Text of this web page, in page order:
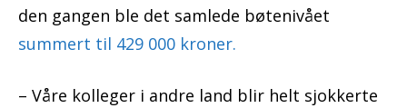
den gangen ble det samlede bøtenivået
summert til 429 000 kroner.
– Våre kolleger i andre land blir helt sjokkerte